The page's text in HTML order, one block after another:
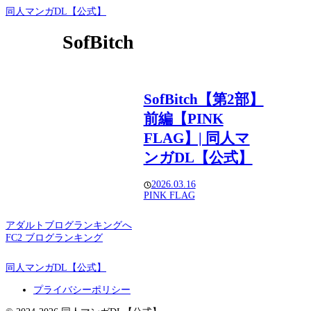
同人マンガDL【公式】
SofBitch
SofBitch【第2部】
前編【PINK
FLAG】| 同人マ
ンガDL【公式】
2026.03.16
PINK FLAG
アダルトブログランキングへ
FC2 ブログランキング
同人マンガDL【公式】
プライバシーポリシー